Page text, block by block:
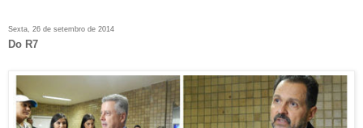
Sexta, 26 de setembro de 2014
Do R7